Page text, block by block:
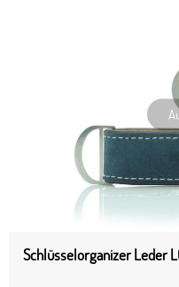
Schlüsselorganizer Leder